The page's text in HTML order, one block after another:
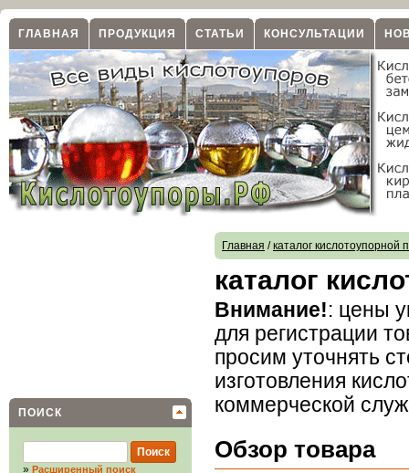
ГЛАВНАЯ ПРОДУКЦИЯ СТАТЬИ КОНСУЛЬТАЦИИ
ПОИСК
» Расширенный поиск
Главная /каталог кислотоупорной
каталог
Внимание!: цены
для регистрации
просим уточнять
изготовления
коммерческой
Обзор товара